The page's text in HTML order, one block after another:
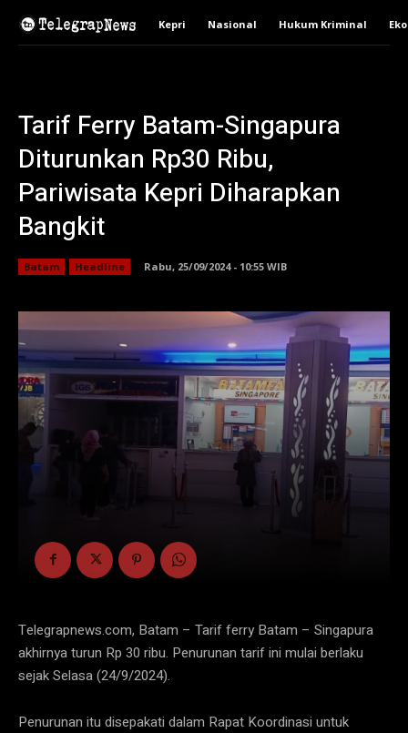
Kepri Nasional Hukum Kriminal
Tarif Ferry Batam-Singapura
Diturunkan Rp30 Ribu,
Pariwisata Kepri Diharapkan
Bangkit
Batam Headline Rabu, 25/09/2024 - 10:55 WIB
Telegrapnews.com, Batam – Tarif ferry Batam – Singapura
akhirnya turun Rp 30 ribu. Penurunan tarif ini mulai berlaku
sejak Selasa (24/9/2024).
Penurunan itu disepakati dalam Rapat Koordinasi untuk